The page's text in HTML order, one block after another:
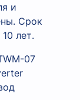
и
Срок
лет.